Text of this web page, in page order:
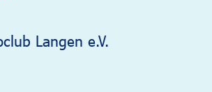
Langen e.V.